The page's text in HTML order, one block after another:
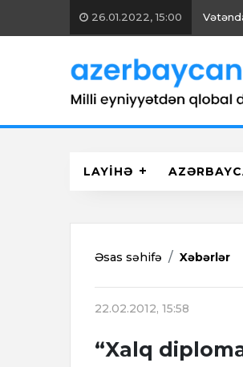
26.01.2022, 15:00
LAYİHƏ
Əsas səhifə Xəbərlər
22.02.2012, 15:58
“Xalq